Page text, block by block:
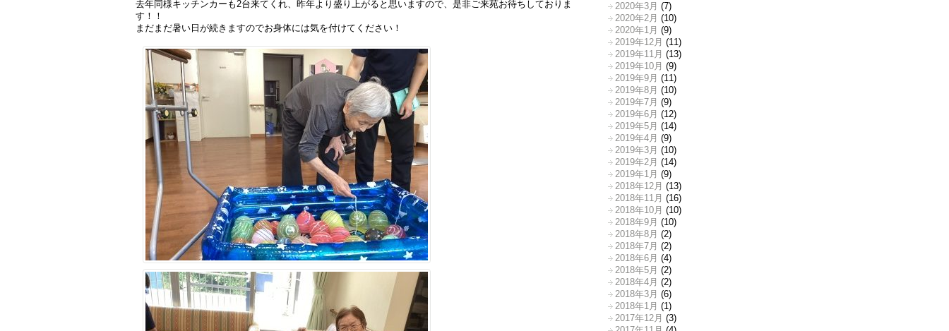
去年同様キッチンカーも2台来てくれ、昨年より盛り上がると思いますので、是非ご来苑お待ちしておりま
す！！
まだまだ暑い日が続きますのでお身体には気を付けてください！
2020年3月 (7)
2020年2月 (10)
2020年1月 (9)
2019年12月 (11)
2019年11月 (13)
2019年10月 (9)
2019年9月 (11)
2019年8月 (10)
2019年7月 (9)
2019年6月 (12)
2019年5月 (14)
2019年4月 (9)
2019年3月 (10)
2019年2月 (14)
2019年1月 (9)
2018年12月 (13)
2018年11月 (16)
2018年10月 (10)
2018年9月 (10)
2018年8月 (2)
2018年7月 (2)
2018年6月 (4)
2018年5月 (2)
2018年4月 (2)
2018年3月 (6)
2018年1月 (1)
2017年12月 (3)